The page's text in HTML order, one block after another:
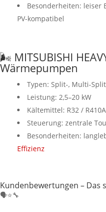
Besonderheiten: leiser
PV-kompatibel
🌬️ MITSUBISHI
Wärmepumpen
Typen: Split-, Multi-
Leistung: 2,5–20 kW
Kältemittel: R32 / R410A
Steuerung: zentrale
Besonderheiten:
Effizienz
Kundenbewertungen – Das
🗣️⭐🔧